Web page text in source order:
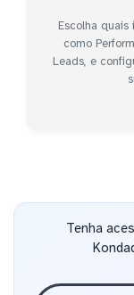
Escolha quais
como
Leads, e
Tenha